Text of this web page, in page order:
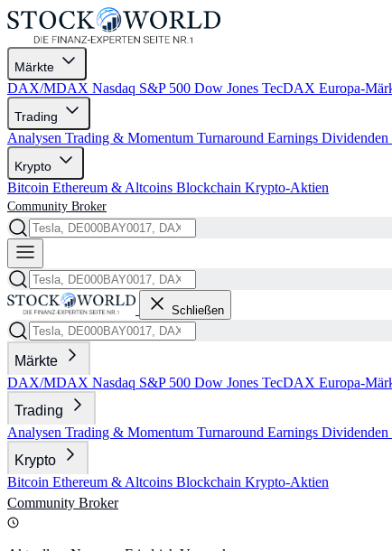
Märkte
DAX/MDAX Nasdaq S&P 500 Dow Jones TecDAX Europa-
Trading
Analysen Trading & Momentum Turnaround Earnings Dividenden
Krypto
Bitcoin Ethereum & Altcoins Blockchain Krypto-Aktien
Community Broker
Schließen
Märkte
DAX/MDAX Nasdaq S&P 500 Dow Jones TecDAX Europa-
Trading
Analysen Trading & Momentum Turnaround Earnings Dividenden
Krypto
Bitcoin Ethereum & Altcoins Blockchain Krypto-Aktien
Community Broker